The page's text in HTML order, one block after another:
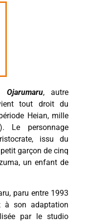
Ojarumaru, autre
tout droit du
Heian, mille
Le personnage
issu du
garçon de cinq
un enfant de
paru entre 1993
son adaptation
par le studio